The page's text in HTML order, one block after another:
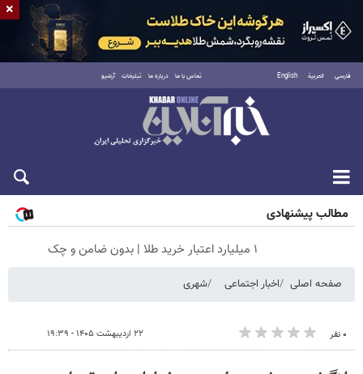
فارسی العربية English تماس با ما درباره ما تبلیغات آرشیو
شنبه ۱۷ مرداد ۱۴۰۵
مطالب پیشنهادی
۱ میلیارد اعتبار خرید طلا | بدون ضامن و چک
صفحه اصلی اخبار اجتماعی شهری
۰ نفر ۲۲ اردیبهشت ۱۴۰۵ - ۱۹:۳۹
×